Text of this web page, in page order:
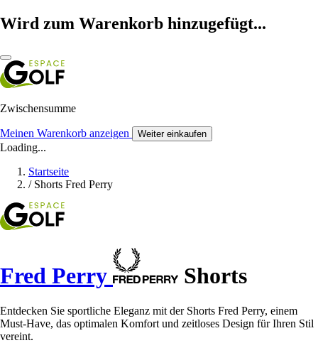
Wird zum Warenkorb hinzugefügt...
Zwischensumme
Meinen Warenkorb anzeigen Weiter einkaufen
Loading...
Startseite
/ Shorts Fred Perry
Fred Perry Shorts
Entdecken Sie sportliche Eleganz mit der Shorts Fred Perry, einem
Must-Have, das optimalen Komfort und zeitloses Design für Ihren Stil
vereint.